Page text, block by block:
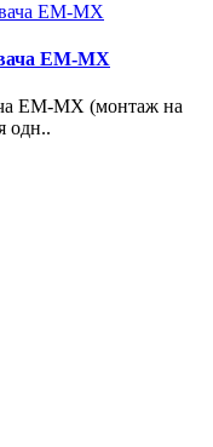
EM-MX
EM-MX (монтаж на
одн..